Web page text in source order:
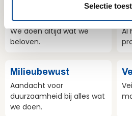
e
Selectie
Betrouwbaar
We doen altijd wat we
beloven.
Al
Milieubewust
Aandacht voor
duurzaamheid bij alles wat
we doen.